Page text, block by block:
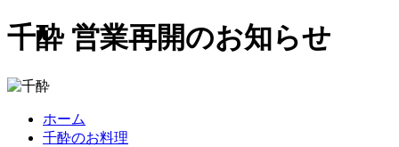
千酔 営業再開のお知らせ
ホーム
千酔のお料理